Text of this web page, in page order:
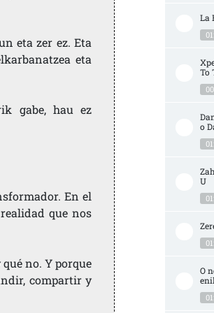
eta zer ez. Eta
eta
gabe, hau ez
En el
que nos
no. Y porque
compartir y
La
To
o
U
O